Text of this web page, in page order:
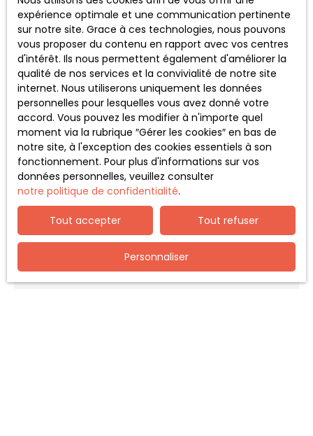
Laura FAYOLLE
Agent commerciale Indépendante
+33 6 75 51 88 31
Envoyer un e-mail
expérience optimale et une communication pertinente
sur notre site. Grace à ces technologies, nous pouvons
vous proposer du contenu en rapport avec vos centres
d'intérêt. Ils nous permettent également d'améliorer la
qualité de nos services et la convivialité de notre site
internet. Nous utiliserons uniquement les données
personnelles pour lesquelles vous avez donné votre
accord. Vous pouvez les modifier à n'importe quel
moment via la rubrique ″Gérer les cookies″ en bas de
notre site, à l'exception des cookies essentiels à son
fonctionnement. Pour plus d'informations sur vos
données personnelles, veuillez consulter
notre politique de confidentialité.
Tout accepter Tout refuser
Personnaliser